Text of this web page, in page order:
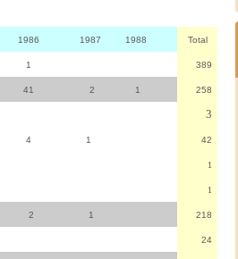
1986 1987 1988 Total
1 389
41 2 1 258
3
4 1 42
1
1
2 1 218
24